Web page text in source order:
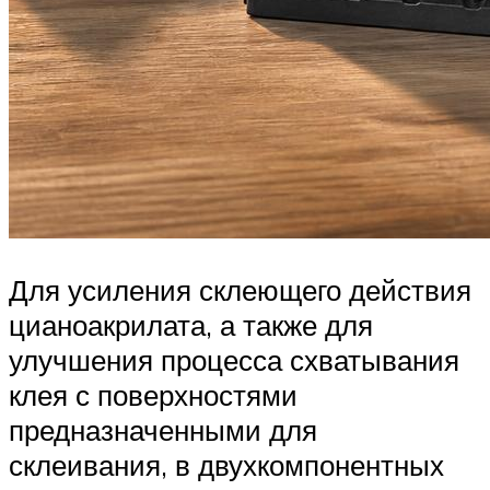
Для усиления склеющего действия
цианоакрилата, а также для
улучшения процесса схватывания
клея с поверхностями
предназначенными для
склеивания, в двухкомпонентных